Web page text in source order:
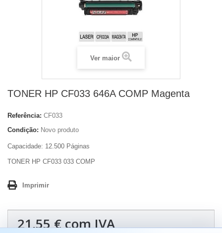
Ver maior
TONER HP CF033 646A COMP Magenta
Referência: CF033
Condição: Novo produto
Capacidade: 12.500 Páginas
TONER HP CF033 033 COMP
Imprimir
21,55 €com IVA